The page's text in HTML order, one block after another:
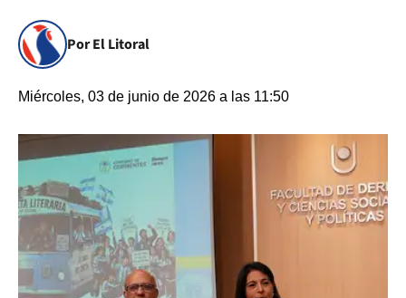
Por El Litoral
Miércoles, 03 de junio de 2026 a las 11:50